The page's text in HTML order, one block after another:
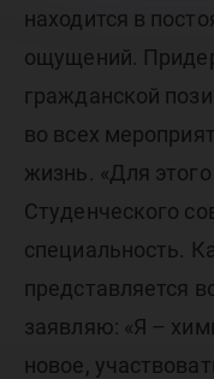
находится в
ощущений.
гражданской
во всех
жизнь. «Для
Студенческого
специальность.
представляется
заявляю: «Я –
новое,